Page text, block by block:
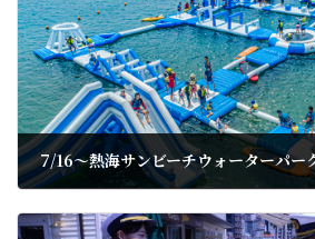
7/16〜熱海サンビーチウォーターパー